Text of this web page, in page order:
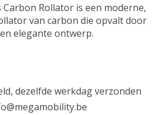
Rollator is een moderne,
van carbon die opvalt door
elegante ontwerp.
dezelfde werkdag verzonden